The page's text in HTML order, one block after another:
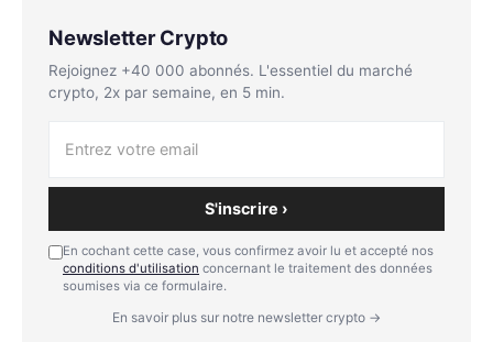
Newsletter Crypto
Rejoignez +40 000 abonnés. L'essentiel du marché
crypto, 2x par semaine, en 5 min.
S'inscrire ›
En cochant cette case, vous confirmez avoir lu et accepté nos
conditions d'utilisation concernant le traitement des données
soumises via ce formulaire.
En savoir plus sur notre newsletter crypto →